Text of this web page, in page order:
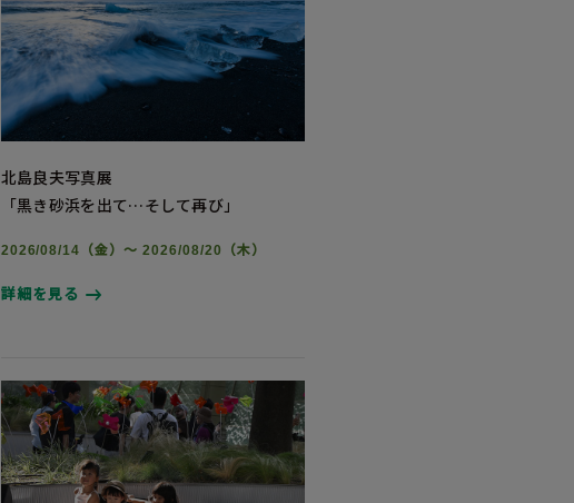
北島良夫写真展
「黒き砂浜を出て…そして再び」
2026/08/14（金）～ 2026/08/20（木）
詳細を見る